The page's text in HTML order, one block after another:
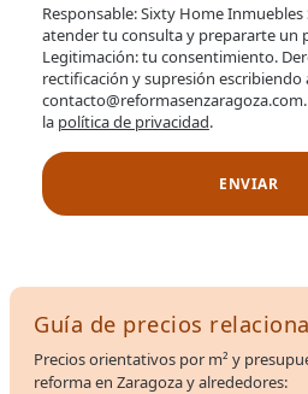
Responsable: Sixty Home Inmuebles
atender tu consulta y prepararte un
Legitimación: tu consentimiento.
rectificación y supresión escribiendo
la política de privacidad.
Guía de precios
Precios orientativos por m² y
reforma en Zaragoza y alrededores: